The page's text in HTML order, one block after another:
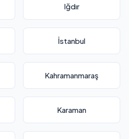
Iğdır
İstanbul
Kahramanmaraş
Karaman